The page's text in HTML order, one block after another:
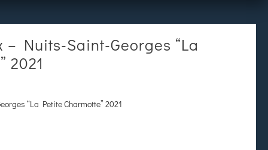
Nuits-Saint-Georges “La
2021
“La Petite Charmotte” 2021